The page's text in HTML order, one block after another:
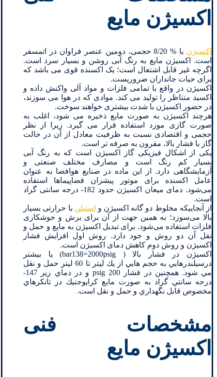
اکسیژن مایع
اکسیژن
با % 8/20 حجمی، دومین عنصر فراوان در اتمسفر
است. اکسیژن مایع به رنگ آبی روشن و بسیار سرد است.
اگرچه غیر قابل اشتعال است؛ یک اکسنده قوی می باشد که
برای حیات جانداران ضروریست.
اکسیژن در واقع با تمامی فلزات و مواد آلی واکنش داده و
اکسید متناظر را تولید می کند. موادی که در هوا می سوزند،
در حضور اکسیژن با شدت بیشتری خواهند سوخت.
هرچند اکسیژن به صورت مایع ذخیره می شود، اغلب به
صورت گازی مورد استفاده قرار می گیرد. زیرا از نظر
حجمی و اقتصادی نسبت به ظرفیت معادل از آن در حالت
گاز با فشار بالا، مقرون به صرفه تر است.
یکی از اشکال فیزیکی گاز اکسیژن است که به رنگ آبی
بسیار کم رنگ است و مصارف مختلف صنعتی و
آزمایشگاهی دارد. از این ماده در صنایع هوافضا به عنوان
عامل اکسنده برای موتور پیشران فضاپیماها استفاده
می‌شود. دمای میعان اکسیژن حدود 182- درجه سانتی گراد
است.
از آنجاییکه مخلوط دو گانه اکسیژن و استیلن با حرارتی بسیار
بالا می‌سوزد؛ به همین جهت از آن برای برش و جوشکاری
فلزات استفاده می‌شود. برای تبديل اکسيژن به مايع و حمل و
نقل آن دو روش و جود دارد. روش اول افزايش فشار
اکسيژن و روش دوم کاهش دمای اکسيژن است.
اكسيژن در فشار بالا ( bar138=2000psig) یا بیشتر
درسيلندرهايي به حجم هایي از يك ليتر تا 60 ليتر حمل و نقل
مي شود. همچنين در فشار psig 200 و در دماي زير 147-
درجه سانتي گراد به صورت مايع كرايوجنيك در تانكرهاي
مخصوص قابل نگهداري و حمل و نقل است.
مشخصات فنی
اکسیژن مایع